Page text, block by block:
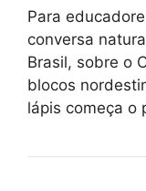
Para
conversa
Brasil, sobre o
blocos
lápis começa o